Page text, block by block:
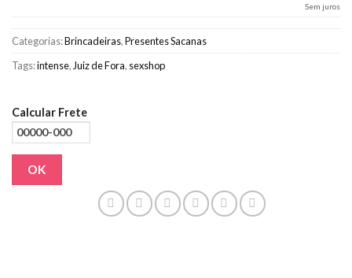
Sem juros
Categorias:Brincadeiras,Presentes Sacanas
Tags:intense, Juiz de Fora, sexshop
Calcular Frete
OK